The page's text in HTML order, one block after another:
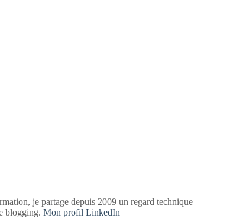
je partage depuis 2009 un regard technique
blogging.Mon profil LinkedIn